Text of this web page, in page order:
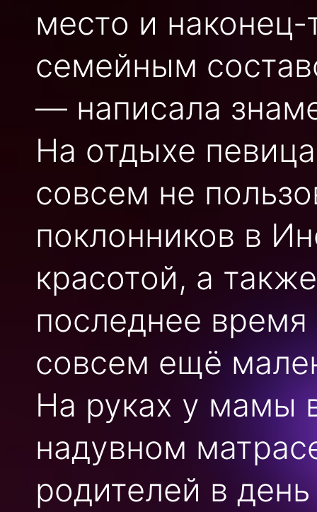
место и
семейным
— написала
На отдыхе
совсем не
поклонников в
красотой, а
последнее
совсем ещё
На руках у мамы
надувном
родителей в